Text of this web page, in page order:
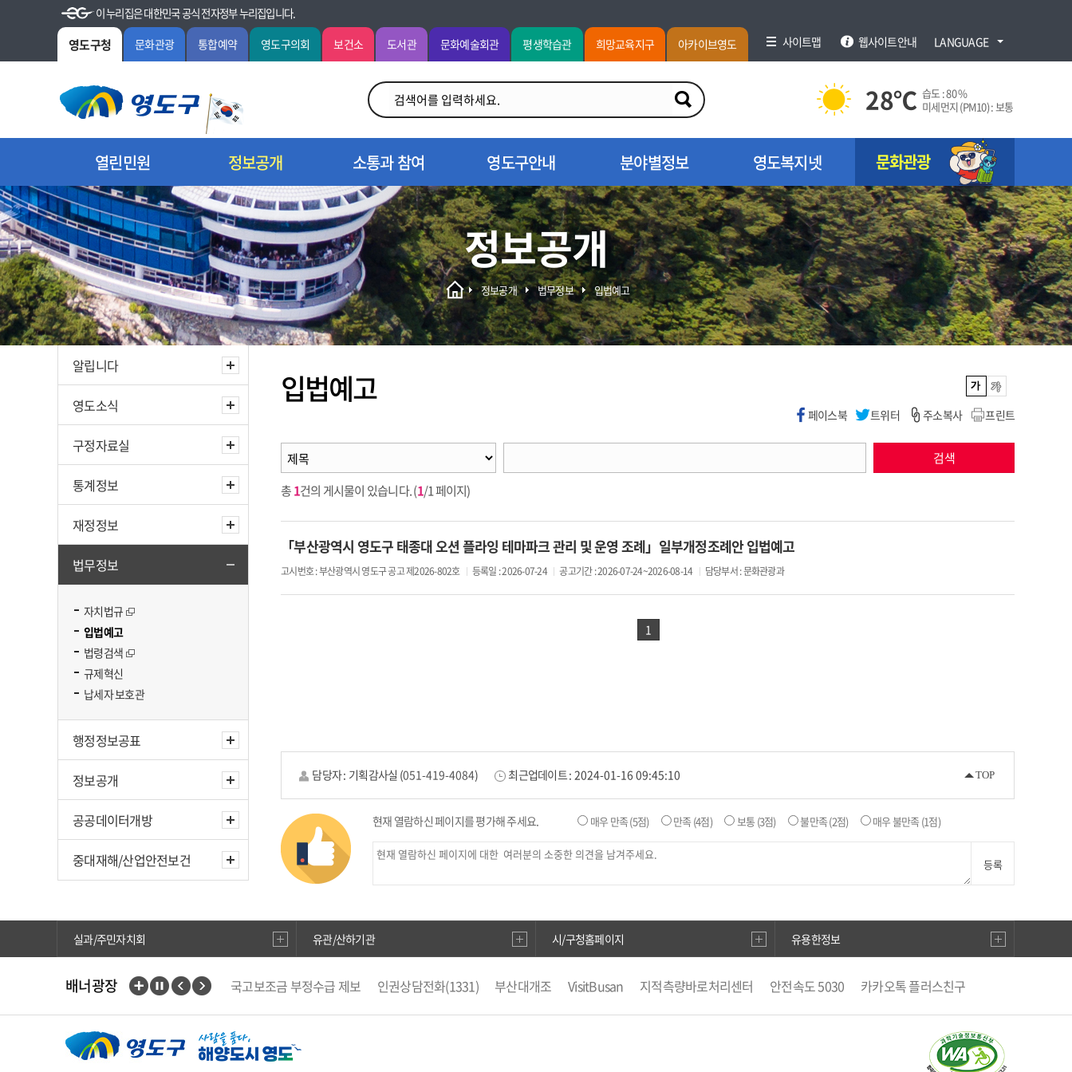
이 누리집은 대한민국 공식 전자정부 누리집입니다.
영도구청 문화관광 통합예약 영도구의회 보건소 도서관 문화예술회관 평생학습관 희망교육지구 아카이브영도 사이트맵 웹사이트안내 LANGUAGE
28℃ 습도 :80 %
미세먼지 (PM10) :보통
열린민원 정보공개 소통과 참여 영도구안내 분야별정보 영도복지넷 문화관광
정보공개
알립니다
영도소식
구정자료실
통계정보
재정정보
법무정보
자치법규
입법예고
법령검색
규제혁신
납세자 보호관
행정정보공표
정보공개
공공데이터개방
중대재해/산업안전보건
정보공개 법무정보 입법예고
입법예고
페이스북 트위터 주소복사 프린트
검색
총1건의 게시물이 있습니다. (1/1 페이지)
「부산광역시 영도구 태종대 오션 플라잉 테마파크 관리 및 운영 조례」일부개정조례안 입법예고
고시번호 : 부산광역시 영도구 공고 제2026-802호 등록일 : 2026-07-24 공고기간 : 2026-07-24~2026-08-14 담당부서 : 문화관광과
1
TOP
담당자 : 기획감사실 (051-419-4084) 최근업데이트 : 2024-01-16 09:45:10
현재 열람하신 페이지를 평가해 주세요. 매우 만족(5점) 만족 (4점) 보통(3점) 불만족(2점) 매우 불만족 (1점)
등록
실과/주민자치회 유관/산하기관 시/구청홈페이지 유용한정보
배너광장
중앙부처 법령 유권해석
부산시 착한가격업소 복지·보조금 부정 신고센터 지방소득세(특별징수분)신고·납부
안전신문고
위해식품 정보공개
에어코리아